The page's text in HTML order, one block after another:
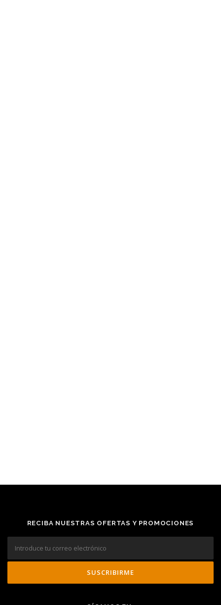
RECIBA NUESTRAS OFERTAS Y PROMOCIONES